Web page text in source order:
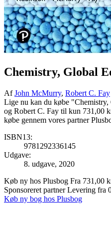
Chemistry, Global
AfJohn McMurry, Robert C. Fay
Lige nu kan du købe
og Robert C. Fay til kun 731,00
købe gennem vores partner
ISBN13:
9781292336145
Udgave:
8. udgave, 2020
Køb ny hos Plusbog Fra 731,00
Sponsoreret partnerLevering fra
Køb ny bog hos Plusbog